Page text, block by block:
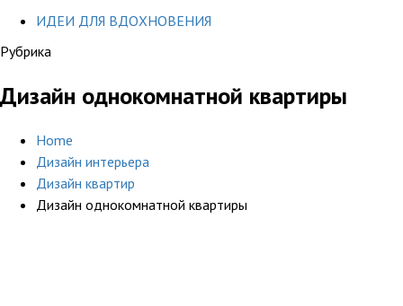
ИДЕИ ДЛЯ ВДОХНОВЕНИЯ
Рубрика
Дизайн однокомнатной квартиры
Home
Дизайн интерьера
Дизайн квартир
Дизайн однокомнатной квартиры